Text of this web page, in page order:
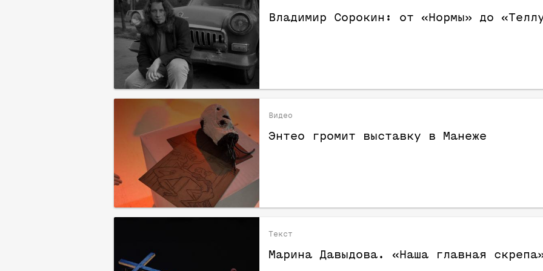
Владимир Сорокин: от «Нормы» до
Видео
Энтео громит выставку в Манеже
Текст
Марина Давыдова. «Наша главная